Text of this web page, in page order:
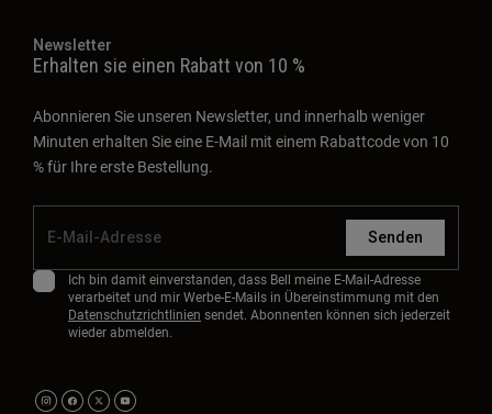
Newsletter
Erhalten sie einen Rabatt von 10 %
Abonnieren Sie unseren Newsletter, und innerhalb weniger
Minuten erhalten Sie eine E-Mail mit einem Rabattcode von 10
% für Ihre erste Bestellung.
Senden
Ich bin damit einverstanden, dass Bell meine E-Mail-Adresse
verarbeitet und mir Werbe-E-Mails in Übereinstimmung mit den
Datenschutzrichtlinien sendet. Abonnenten können sich jederzeit
wieder abmelden.